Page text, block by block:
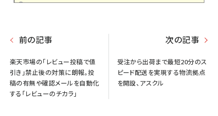
前の記事
楽天市場の「レビュー投稿で値
引き」禁止後の対策に朗報。投
稿の有無や確認メールを自動化
する「レビューのチカラ」
次の記事
受注から出荷まで最短20分のス
ピード配送を実現する物流拠点
を開設、アスクル